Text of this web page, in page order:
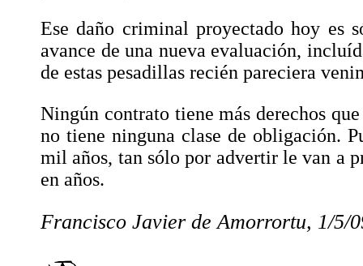
Ese daño criminal proyectado hoy es
avance de una nueva evaluación,
de estas pesadillas recién pareciera
Ningún contrato tiene más derechos
no tiene ninguna clase de obligación.
mil años, tan sólo por advertir le van a
en años.
Francisco Javier de Amorrortu, 1/5/